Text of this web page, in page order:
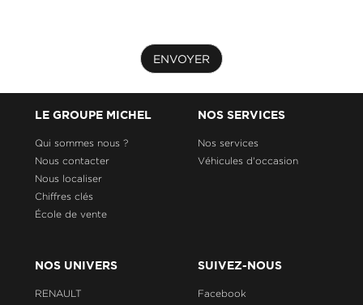
ENVOYER
LE GROUPE MICHEL
Qui sommes nous ?
Nous contacter
Nous localiser
Chiffres clés
École de vente
NOS SERVICES
Nos services
Véhicules d'occasion
NOS UNIVERS
RENAULT
SUIVEZ-NOUS
Facebook